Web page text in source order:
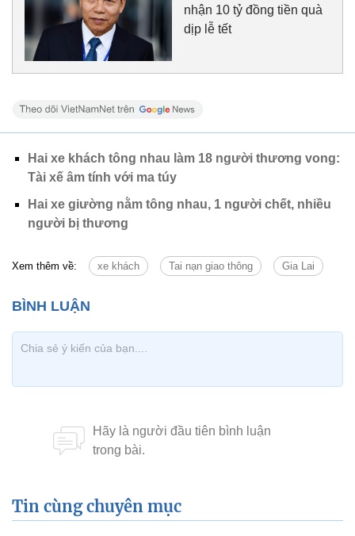
nhận 10 tỷ đồng tiền quà
dịp lễ tết
Hai xe khách tông nhau làm 18 người thương vong:
Tài xế âm tính với ma túy
Hai xe giường nằm tông nhau, 1 người chết, nhiều
người bị thương
Xem thêm về: xe khách Tai nạn giao thông Gia Lai
Tin cùng chuyên mục